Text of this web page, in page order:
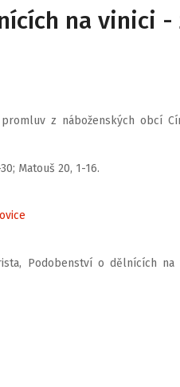
na vinici -
z náboženských obcí
Matouš 20, 1-16.
Podobenství o dělnících na